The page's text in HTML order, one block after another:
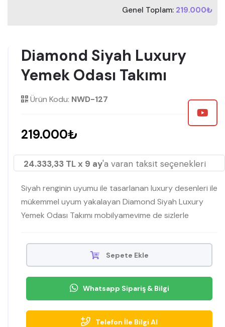
Genel Toplam: 219.000₺
Diamond Siyah Luxury
Yemek Odası Takımı
Ürün Kodu: NWD-127
219.000₺
24.333,33 TL x 9 ay'a varan taksit seçenekleri
Siyah renginin uyumu ile tasarlanan luxury desenleri ile
mükemmel uyum yakalayan Diamond Siyah Luxury
Yemek Odası Takımı mobilyamevime de sizlerle
Sepete Ekle
Whatsapp Sipariş & Bilgi
Telefon İle Bilgi Al